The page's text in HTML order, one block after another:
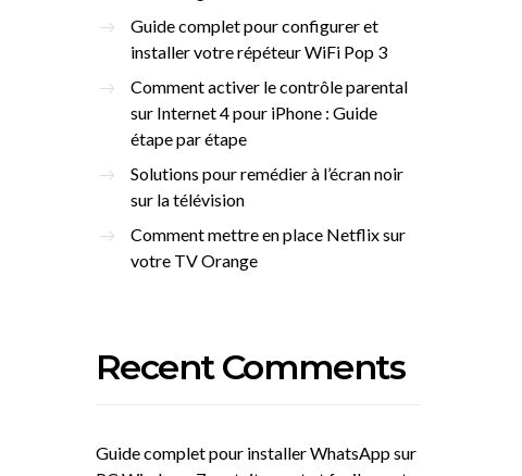
Guide complet pour configurer et
installer votre répéteur WiFi Pop 3
Comment activer le contrôle parental
sur Internet 4 pour iPhone : Guide
étape par étape
Solutions pour remédier à l’écran noir
sur la télévision
Comment mettre en place Netflix sur
votre TV Orange
Recent Comments
Guide complet pour installer WhatsApp sur